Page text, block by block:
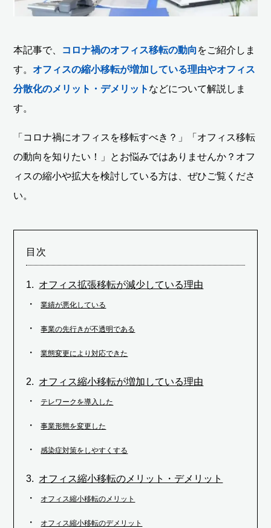
本記事で、 コロナ禍のオフィス移転の動向 をご紹介しま
す。 オフィスの縮小移転が増加している理由やオフィス
分散化のメリット・デメリット などについて解説しま
す。
「コロナ禍にオフィスを移転すべき？」「オフィス移転
の動向を知りたい！」とお悩みではありませんか？オフ
ィスの縮小や拡大を検討している方は、ぜひご覧くださ
い。
目次
オフィス拡張移転が減少している理由
業績が悪化している
事業の先行きが不透明である
業態変更により対応できた
オフィス縮小移転が増加している理由
テレワークを導入した
事業形態を変更した
感染症対策をしやすくする
オフィス縮小移転のメリット・デメリット
オフィス縮小移転のメリット
オフィス縮小移転のデメリット